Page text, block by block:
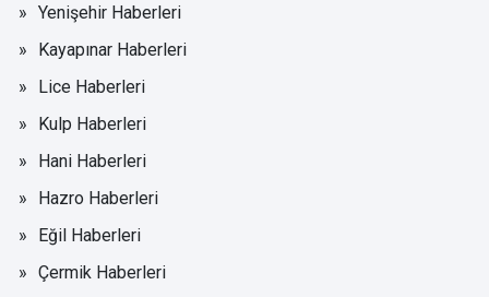
Yenişehir Haberleri
Kayapınar Haberleri
Lice Haberleri
Kulp Haberleri
Hani Haberleri
Hazro Haberleri
Eğil Haberleri
Çermik Haberleri